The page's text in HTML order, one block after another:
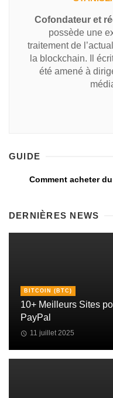
Cofondateur et
possède une
traitement de
la blockchain. Il
été amené à
GUIDE
Comment acheter
DERNIÈRES NEWS
BITCOIN (BTC)
10+ Meilleurs Sites
PayPal
11 juillet 2025